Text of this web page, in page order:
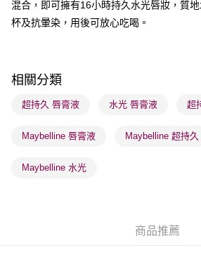
順豐自助櫃 - 確認發貨後1-3個工作天送達
每筆HK$65.00，滿HK$300.00或以上免運費
每筆HK$65.00，滿HK$300.00或以上免運費
確認發貨後1-3 工作天送達，訂單將隨機分
每筆HK$65.00，滿HK$300.00或以上免運費
(香港門市) 只顯示可選門市。確認發貨後2-
(澳門門市) 只顯示可選門市。確認發貨後2-
混合，即可擁有16小時持久水光唇妝，質
杯及抗暈染，用後可放心吃喝。
相關分類
超持久 唇膏液 水光 唇膏液 超
Maybelline 唇膏液 Maybelline 超持久
Maybelline 水光
商品推薦